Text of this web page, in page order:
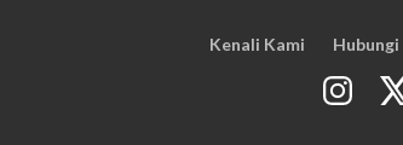
Kenali Kami Hubungi